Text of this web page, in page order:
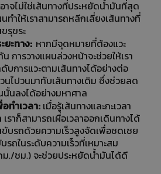
าจไม่ใช่เส้นทางที่ประหยัดน้ำมันที่สุด
ทำให้เราสามารถหลีกเลี่ยงเส้นทางที่
รุขระ
ยะทาง: หากมีจุดหมายที่ต้องแวะ
การวางแผนล่วงหน้าจะช่วยให้เรา
บการแวะตามเส้นทางได้อย่างต่อ
นไปวนมาทับเส้นทางเดิม ซึ่งช่วยลด
นั้นลงได้อย่างมหาศาล
ทำเวลา: เมื่อรู้เส้นทางและกะเวลา
ราก็สามารถเผื่อเวลาออกเดินทางได้
ขับรถด้วยความเร็วสูงจัดเพื่อชดเชย
รถในระดับความเร็วที่เหมาะสม
./ชม.) จะช่วยประหยัดน้ำมันได้ดี